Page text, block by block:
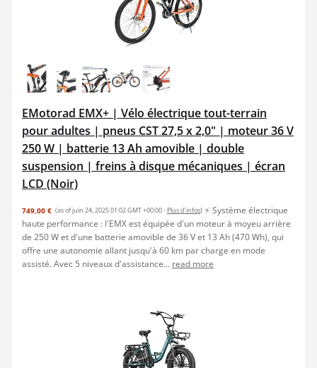
EMotorad EMX+ | Vélo électrique tout-terrain
pour adultes | pneus CST 27,5 x 2,0" | moteur 36 V
250 W | batterie 13 Ah amovible | double
suspension | freins à disque mécaniques | écran
LCD (Noir)
749,00 € (as of juin 24, 2025 01:02 GMT +00:00 - Plus d’infos) ⚡ Système électrique
haute performance : l'EMX est équipée d'un moteur à moyeu arrière
de 250 W et d'une batterie amovible de 36 V et 13 Ah (470 Wh), qui
offre une autonomie allant jusqu'à 60 km par charge en mode
assisté. Avec 5 niveaux d'assistance... read more